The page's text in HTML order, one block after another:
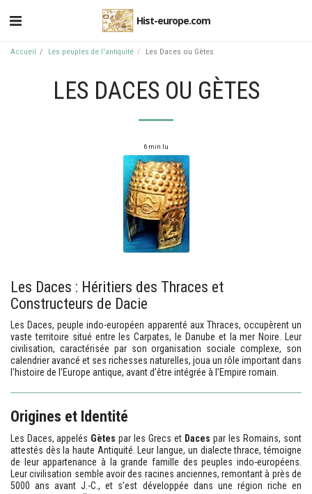
Hist-europe.com
Accueil Les peuples de l'antiquité Les Daces ou Gètes
LES DACES OU GÈTES
6 min lu
Les Daces : Héritiers des Thraces et
Constructeurs de Dacie
Les Daces, peuple indo-européen apparenté aux Thraces, occupèrent un
vaste territoire situé entre les Carpates, le Danube et la mer Noire. Leur
civilisation, caractérisée par son organisation sociale complexe, son
calendrier avancé et ses richesses naturelles, joua un rôle important dans
l’histoire de l’Europe antique, avant d’être intégrée à l’Empire romain.
Origines et Identité
Les Daces, appelés Gètes par les Grecs et Daces par les Romains, sont
attestés dès la haute Antiquité. Leur langue, un dialecte thrace, témoigne
de leur appartenance à la grande famille des peuples indo-européens.
Leur civilisation semble avoir des racines anciennes, remontant à près de
5000 ans avant J.-C., et s’est développée dans une région riche en